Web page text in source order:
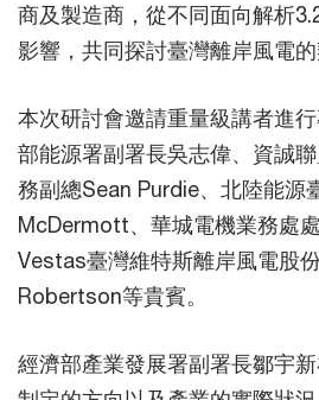
商及製造商，從不同面向解析
影響，共同探討臺灣離岸風電的
本次研討會邀請重量級講者進
部能源署副署長吳志偉、資誠
務副總Sean Purdie、北陸能源
McDermott、華城電機業務處
Vestas臺灣維特斯離岸風電股
Robertson等貴賓。
經濟部產業發展署副署長鄒宇